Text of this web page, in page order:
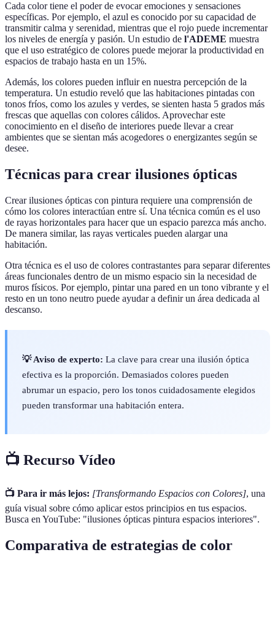
Cada color tiene el poder de evocar emociones y sensaciones
específicas. Por ejemplo, el azul es conocido por su capacidad de
transmitir calma y serenidad, mientras que el rojo puede incrementar
los niveles de energía y pasión. Un estudio de l'ADEME muestra
que el uso estratégico de colores puede mejorar la productividad en
espacios de trabajo hasta en un 15%.
Además, los colores pueden influir en nuestra percepción de la
temperatura. Un estudio reveló que las habitaciones pintadas con
tonos fríos, como los azules y verdes, se sienten hasta 5 grados más
frescas que aquellas con colores cálidos. Aprovechar este
conocimiento en el diseño de interiores puede llevar a crear
ambientes que se sientan más acogedores o energizantes según se
desee.
Técnicas para crear ilusiones ópticas
Crear ilusiones ópticas con pintura requiere una comprensión de
cómo los colores interactúan entre sí. Una técnica común es el uso
de rayas horizontales para hacer que un espacio parezca más ancho.
De manera similar, las rayas verticales pueden alargar una
habitación.
Otra técnica es el uso de colores contrastantes para separar diferentes
áreas funcionales dentro de un mismo espacio sin la necesidad de
muros físicos. Por ejemplo, pintar una pared en un tono vibrante y el
resto en un tono neutro puede ayudar a definir un área dedicada al
descanso.
💡 Aviso de experto: La clave para crear una ilusión óptica
efectiva es la proporción. Demasiados colores pueden
abrumar un espacio, pero los tonos cuidadosamente elegidos
pueden transformar una habitación entera.
📺 Recurso Vídeo
📺 Para ir más lejos: [Transformando Espacios con Colores], una
guía visual sobre cómo aplicar estos principios en tus espacios.
Busca en YouTube: "ilusiones ópticas pintura espacios interiores".
Comparativa de estrategias de color